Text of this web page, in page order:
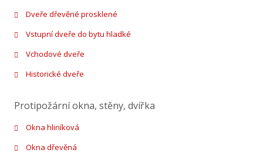
Dveře dřevěné prosklené
Vstupní dveře do bytu hladké
Vchodové dveře
Historické dveře
Protipožární okna, stěny, dvířka
Okna hliníková
Okna dřevěná